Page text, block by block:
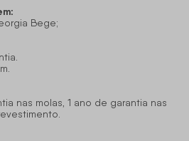
Bege;
nas molas, 1 ano de garantia nas